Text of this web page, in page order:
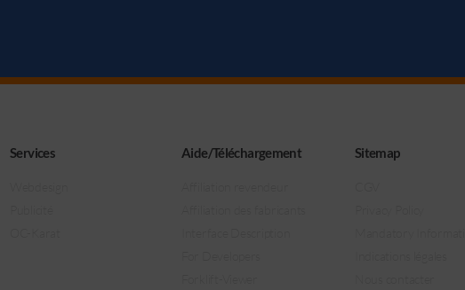
Services Aide/Téléchargement Sitemap